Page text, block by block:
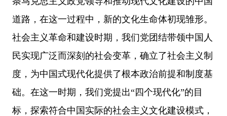
道路，在这一过程中，新的文化生命体初现雏形。
社会主义革命和建设时期，我们党团结带领中国人
民实现广泛而深刻的社会变革，确立了社会主义制
度，为中国式现代化提供了根本政治前提和制度基
础。在这一时期，我们党提出“四个现代化”的目
标，探索符合中国实际的社会主义文化建设模式，